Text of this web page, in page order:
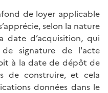
de loyer applicable
selon la nature
date d’acquisition, qui
signature de l'acte
à la date de dépôt de
de construire, et cela
données dans le